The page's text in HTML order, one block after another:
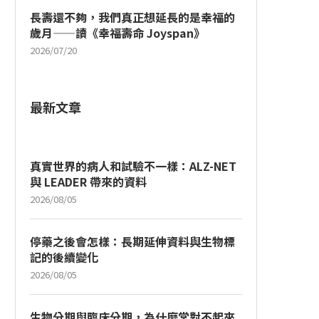
長壽還不夠，我們真正想延長的是幸福的
歲月——讀《幸福壽命 Joyspan》
2026/07/20
最新文章
真實世界的病人和試驗不一樣：ALZ-NET
與 LEADER 帶來的資料
2026/08/05
停藥之後會怎樣：長期延伸資料與生物標
記的後續變化
2026/08/05